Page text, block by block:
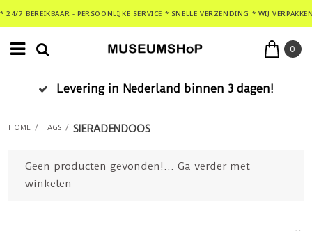
* 24/7 BEREIKBAAR - PERSOONLIJKE SERVICE * SNELLE VERZENDING * WIJ
0
3 dagen! Veilig betalen
HOME / TAGS / SIERADENDOOS
Geen producten gevonden!... Ga verder met
winkelen